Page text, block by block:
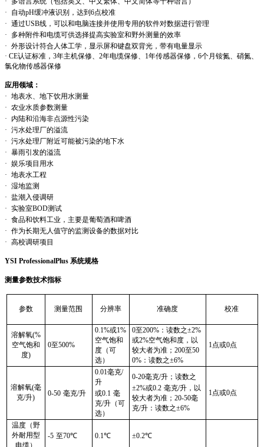
·
自动pH缓冲液识别，达到6点校准
· 通过USB线，可以和电脑连接并使用专用的软件对数据进行管理
·
多种附件和电缆可供选择提高实验室和野外测量的效率
· 外形设计符合人体工学，显示屏和键盘双背光，带有电量显示
· CE认证标准， 3年主机保修、 2年电缆保修、 1年传感器保修， 6个月铵氮、硝氮、
氯化物传感器保修
应用领域：
· 地表水、地下饮用水测量
·
农业水质参数测量
·
内陆和沿海非点源性污染
· 污水处理厂的溢流
· 污水处理厂附近可能被污染的地下水
· 暴雨引发的溢流
· 娱乐项目用水
· 地表水工程
· 湿地监测
· 盐潮入侵调研
· 实验室BOD测试
· 食品和饮料工业，主要是葡萄酒和啤酒
· 作为长期无人值守的监测设备的数据对比
· 高校调研项目
YSI ProfessionalPlus 系统规格
测量参数技术指标
参数 测量范围 分辨率 准确度 校准
溶解氧(%
空气饱和
度)
0至500%
0.1%或1%
空气饱和
度（可
选）
0至200%：读数之±2%
或2%空气饱和度，以
较大者为准； 200至50
0%：读数之±6%
1 点或0点
溶解氧(毫
克/升) 0-50 毫克/升
0.01毫克/
升
或0.1 毫
克/升（可
选）
0-20毫克/升；读数之
±2%或0.2 毫克/升，以
较大者为准； 20-50毫
克/升：读数之±6%
1 点或0点
温度（野
外耐用型
电缆）
-5 至70℃ 0.1℃ ±0.2℃